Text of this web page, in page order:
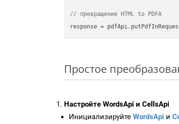
// превращение HTML to PDFA
Простое
Настройте WordsApi и CellsApi
Инициализируйте WordsApi и